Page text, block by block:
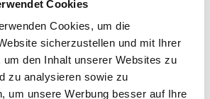
Cookies
Cookies, um die
sicherzustellen und mit Ihrer
den Inhalt unserer Websites zu
zu analysieren sowie zu
um unsere Werbung besser auf Ihre